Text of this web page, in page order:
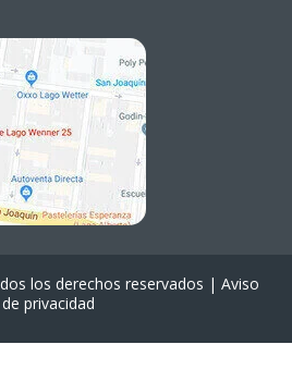
los derechos reservados | Aviso
de privacidad